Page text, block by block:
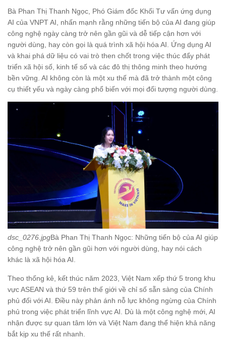
Bà Phan Thị Thanh Ngọc, Phó Giám đốc Khối Tư vấn ứng dụng
AI của VNPT AI, nhấn mạnh rằng những tiến bộ của AI đang giúp
công nghệ ngày càng trở nên gần gũi và dễ tiếp cận hơn với
người dùng, hay còn gọi là quá trình xã hội hóa AI. Ứng dụng AI
và khai phá dữ liệu có vai trò then chốt trong việc thúc đẩy phát
triển xã hội số, kinh tế số và các đô thị thông minh theo hướng
bền vững. AI không còn là một xu thế mà đã trở thành một công
cụ thiết yếu và ngày càng phổ biến với mọi đối tượng người dùng.
dsc_0276.jpgBà Phan Thị Thanh Ngọc: Những tiến bộ của AI giúp
công nghệ trở nên gần gũi hơn với người dùng, hay nói cách
khác là xã hội hóa AI.
Theo thống kê, kết thúc năm 2023, Việt Nam xếp thứ 5 trong khu
vực ASEAN và thứ 59 trên thế giới về chỉ số sẵn sàng của Chính
phủ đối với AI. Điều này phản ánh nỗ lực không ngừng của Chính
phủ trong việc phát triển lĩnh vực AI. Dù là một công nghệ mới, AI
nhận được sự quan tâm lớn và Việt Nam đang thể hiện khả năng
bắt kịp xu thế rất nhanh.